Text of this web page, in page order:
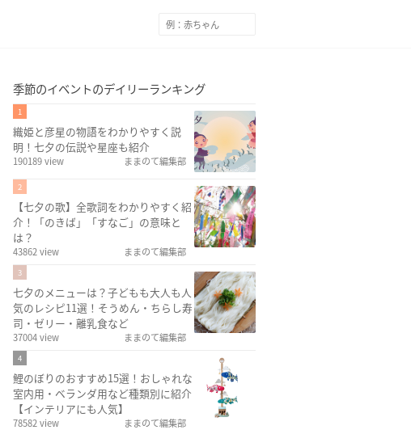
季節のイベントのデイリーランキング
1
織姫と彦星の物語をわかりやすく説
明！七夕の伝説や星座も紹介
190189 view ままのて編集部
2
【七夕の歌】全歌詞をわかりやすく紹
介！「のきば」「すなご」の意味と
は？
43862 view ままのて編集部
3
七夕のメニューは？子どもも大人も人
気のレシピ11選！そうめん・ちらし寿
司・ゼリー・離乳食など
37004 view ままのて編集部
4
鯉のぼりのおすすめ15選！おしゃれな
室内用・ベランダ用など種類別に紹介
【インテリアにも人気】
78582 view ままのて編集部